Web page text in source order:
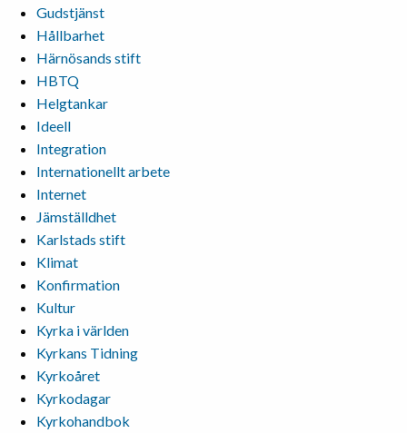
Gudstjänst
Hållbarhet
Härnösands stift
HBTQ
Helgtankar
Ideell
Integration
Internationellt arbete
Internet
Jämställdhet
Karlstads stift
Klimat
Konfirmation
Kultur
Kyrka i världen
Kyrkans Tidning
Kyrkoåret
Kyrkodagar
Kyrkohandbok